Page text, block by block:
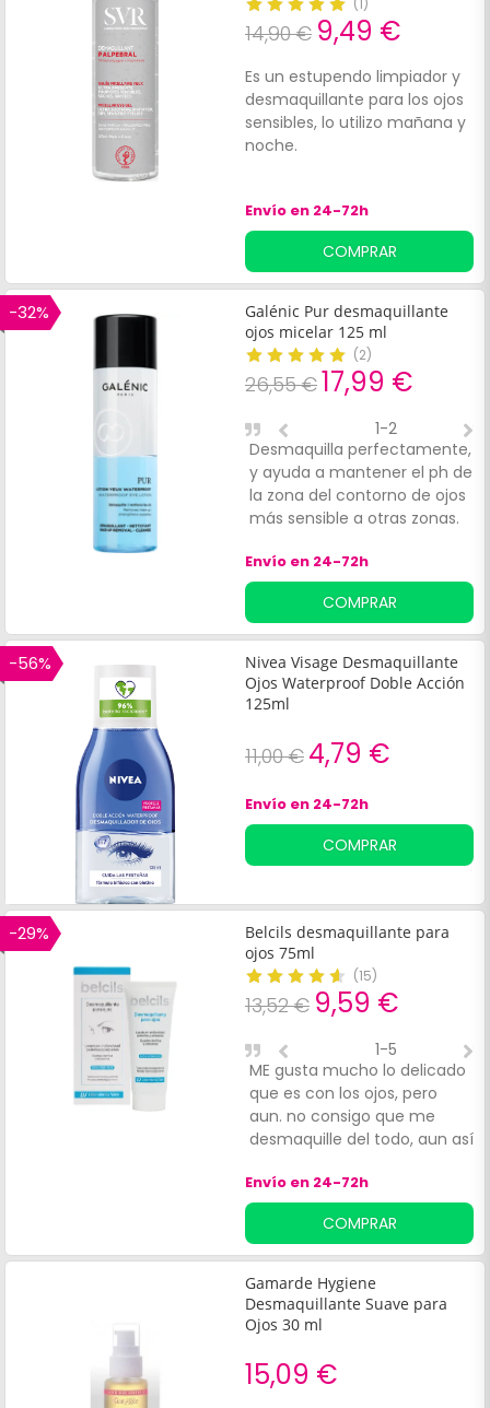
(1)
14,90 € 9,49 €
Es un estupendo limpiador y
desmaquillante para los ojos
sensibles, lo utilizo mañana y
noche.
Envío en 24-72h
COMPRAR
-32%
Galénic Pur desmaquillante
ojos micelar 125 ml
(2)
26,55 €17,99 €
Desmaquilla perfectamente,
y ayuda a mantener el ph de
la zona del contorno de ojos
más sensible a otras zonas.
1-2
Envío en 24-72h
COMPRAR
-56%
Nivea Visage Desmaquillante
Ojos Waterproof Doble Acción
125ml
11,00 € 4,79 €
Envío en 24-72h
COMPRAR
-29%
Belcils desmaquillante para
ojos 75ml
(15)
13,52 € 9,59 €
ME gusta mucho lo delicado
que es con los ojos, pero
aun. no consigo que me
desmaquille del todo, aun así
producto, sin olor, muy
suave y buena sensación en
el ojo, el residuo final que
queda no es molesto ni pica
1-5
Envío en 24-72h
COMPRAR
Gamarde Hygiene
Desmaquillante Suave para
Ojos 30 ml
15,09 €